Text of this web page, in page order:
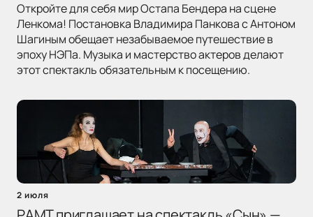
Откройте для себя мир Остапа Бендера на сцене
Ленкома! Постановка Владимира Панкова с Антоном
Шагиным обещает незабываемое путешествие в
эпоху НЭПа. Музыка и мастерство актеров делают
этот спектакль обязательным к посещению.
2 июля